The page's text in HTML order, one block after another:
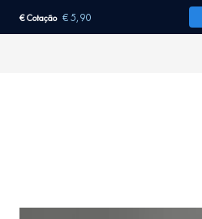
€ Cotação € 5,90